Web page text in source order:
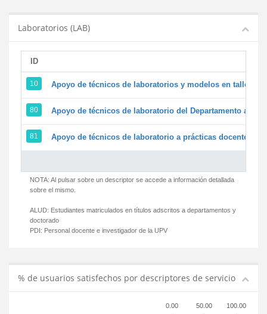
Laboratorios (LAB)
ID
10 Apoyo de técnicos de laboratorios y modelos en
80 Apoyo de técnicos de laboratorio del Departamento a la
81 Apoyo de técnicos de laboratorio a prácticas docentes y
NOTA: Al pulsar sobre un descriptor se accede a información detallada
sobre el mismo.
ALUD: Estudiantes matriculados en títulos adscritos a departamentos y
doctorado
PDI: Personal docente e investigador de la UPV
% de usuarios satisfechos por descriptores de servicio
0.00 50.00 100.00